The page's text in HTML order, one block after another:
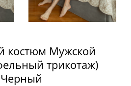
костюм Мужской
трикотаж)
Черный